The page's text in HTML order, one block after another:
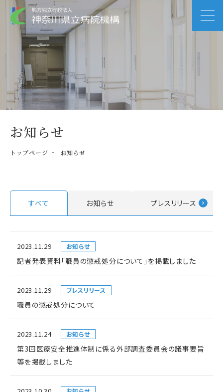
お知らせ
トップページ お知らせ
すべて お知らせ プレスリリース
2023.11.29 お知らせ
記者発表資料「職員の懲戒処分について」を掲載しました
2023.11.29 プレスリリース
職員の懲戒処分について
2023.11.24 お知らせ
第3回医療安全推進体制に係る外部調査委員会の議事要旨
等を掲載しました